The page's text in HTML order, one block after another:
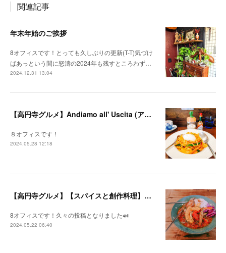
関連記事
年末年始のご挨拶
8オフィスです！とっても久しぶりの更新(T-T)気づけ
ばあっという間に怒濤の2024年も残すところわず…
2024.12.31 13:04
【高円寺グルメ】Andiamo all' Uscita (アンディアーモ アッラ ウシータ)
８オフィスです！
2024.05.28 12:18
【高円寺グルメ】【スパイスと創作料理】この一杯のために。
8オフィスです！久々の投稿となりました🍛
2024.05.22 06:40